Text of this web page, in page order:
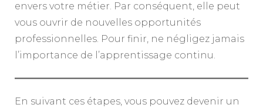
envers votre métier. Par conséquent, elle peut
vous ouvrir de nouvelles opportunités
professionnelles. Pour finir, ne négligez jamais
l’importance de l’apprentissage continu.
En suivant ces étapes, vous pouvez devenir un